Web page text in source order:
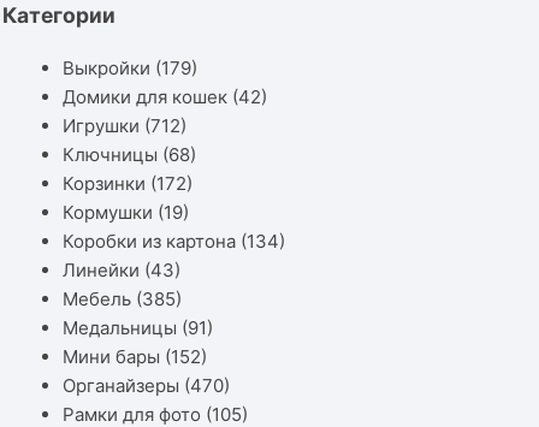
Категории
Выкройки (179)
Домики для кошек (42)
Игрушки (712)
Ключницы (68)
Корзинки (172)
Кормушки (19)
Коробки из картона (134)
Линейки (43)
Мебель (385)
Медальницы (91)
Мини бары (152)
Органайзеры (470)
Рамки для фото (105)